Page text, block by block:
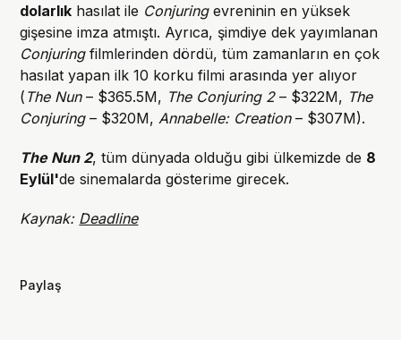
dolarlık hasılat ile Conjuringevreninin en yüksek
gişesine imza atmıştı. Ayrıca, şimdiye dek yayımlanan
Conjuringfilmlerinden dördü, tüm zamanların en çok
hasılat yapan ilk 10 korku filmi arasında yer alıyor
( The Nun– $365.5M, The Conjuring 2– $322M, The
Conjuring– $320M,Annabelle: Creation– $307M).
The Nun 2, tüm dünyada olduğu gibi ülkemizde de 8
Eylül'de sinemalarda gösterime girecek.
Kaynak: Deadline
Paylaş